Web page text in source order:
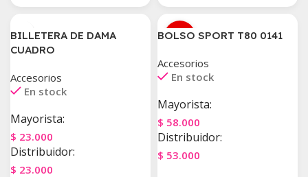
BILLETERA DE DAMA
CUADRO
Accesorios
En stock
Mayorista:
$ 23.000
Distribuidor:
$ 23.000
🔥
MÁS
BOLSO SPORT T80 0141
Accesorios
En stock
Mayorista:
$ 58.000
Distribuidor:
$ 53.000